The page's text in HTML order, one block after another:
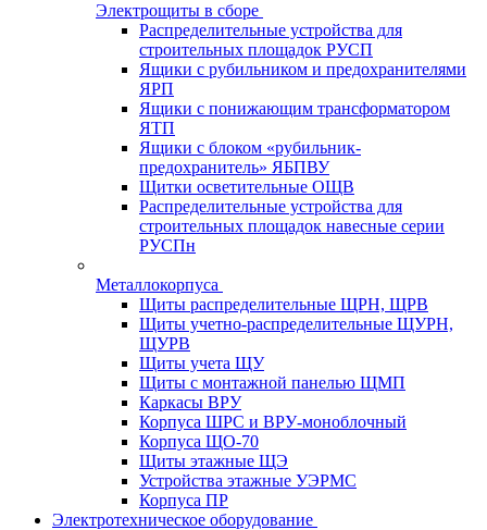
Электрощиты в сборе
Распределительные устройства для
строительных площадок РУСП
Ящики с рубильником и предохранителями
ЯРП
Ящики с понижающим трансформатором
ЯТП
Ящики с блоком «рубильник-
предохранитель» ЯБПВУ
Щитки осветительные ОЩВ
Распределительные устройства для
строительных площадок навесные серии
РУСПн
Металлокорпуса
Щиты распределительные ЩРН, ЩРВ
Щиты учетно-распределительные ЩУРН,
ЩУРВ
Щиты учета ЩУ
Щиты с монтажной панелью ЩМП
Каркасы ВРУ
Корпуса ШРС и ВРУ-моноблочный
Корпуса ЩО-70
Щиты этажные ЩЭ
Устройства этажные УЭРМС
Корпуса ПР
Электротехническое оборудование